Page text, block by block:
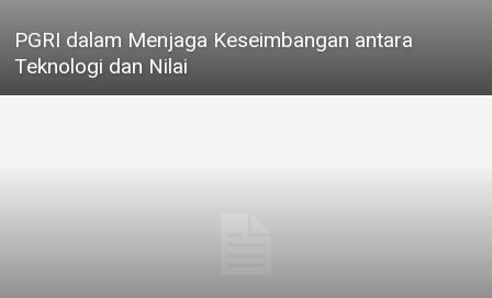
PGRI dalam Menjaga Keseimbangan antara
Teknologi dan Nilai